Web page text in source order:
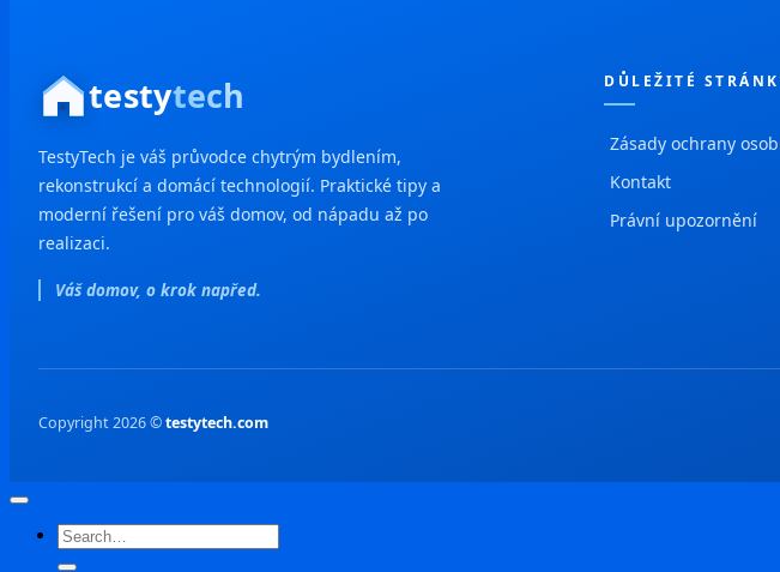
testytech
TestyTech je váš průvodce chytrým bydlením,
rekonstrukcí a domácí technologií. Praktické tipy a
moderní řešení pro váš domov, od nápadu až po
realizaci.
Váš domov, o krok napřed.
DŮLEŽITÉ
Zásady ochrany
Kontakt
Právní upozornění
Copyright 2026 ©testytech.com